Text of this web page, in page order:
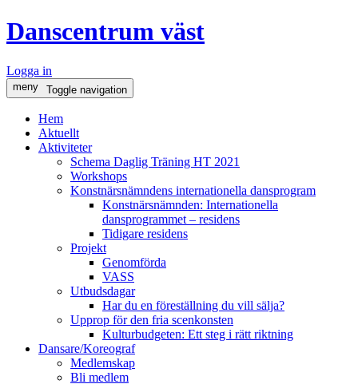
Danscentrum väst
Logga in
meny Toggle navigation
Hem
Aktuellt
Aktiviteter
Schema Daglig Träning HT 2021
Workshops
Konstnärsnämndens internationella dansprogram
Konstnärsnämnden: Internationella
dansprogrammet – residens
Tidigare residens
Projekt
Genomförda
VASS
Utbudsdagar
Har du en föreställning du vill sälja?
Upprop för den fria scenkonsten
Kulturbudgeten: Ett steg i rätt riktning
Dansare/Koreograf
Medlemskap
Bli medlem